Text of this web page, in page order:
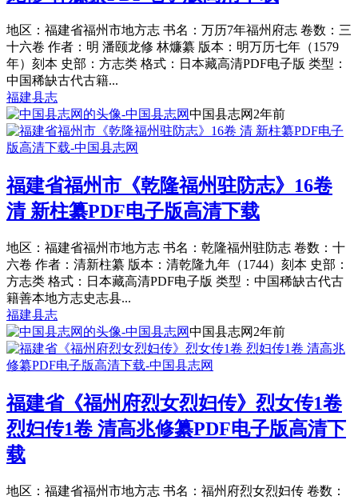
地区：福建省福州市地方志 书名：万历7年福州府志 卷数：三
十六卷 作者：明 潘颐龙修 林燫纂 版本：明万历七年（1579
年）刻本 史部：方志类 格式：日本藏高清PDF电子版 类型：
中国稀缺古代古籍...
福建县志
中国县志网2年前
福建省福州市《乾隆福州驻防志》16卷
清 新柱纂PDF电子版高清下载
地区：福建省福州市地方志 书名：乾隆福州驻防志 卷数：十
六卷 作者：清新柱纂 版本：清乾隆九年（1744）刻本 史部：
方志类 格式：日本藏高清PDF电子版 类型：中国稀缺古代古
籍善本地方志史志县...
福建县志
中国县志网 2年前
福建省《福州府烈女烈妇传》烈女传1卷
烈妇传1卷 清高兆修纂PDF电子版高清下
载
地区：福建省福州市地方志 书名：福州府烈女烈妇传 卷数：